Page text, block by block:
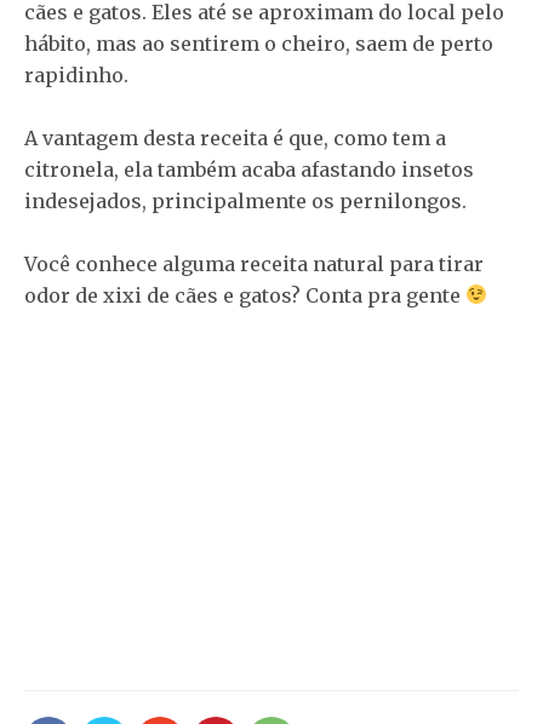
cães e gatos. Eles até se aproximam do local pelo
hábito, mas ao sentirem o cheiro, saem de perto
rapidinho.
A vantagem desta receita é que, como tem a
citronela, ela também acaba afastando insetos
indesejados, principalmente os pernilongos.
Você conhece alguma receita natural para tirar
odor de xixi de cães e gatos? Conta pra gente